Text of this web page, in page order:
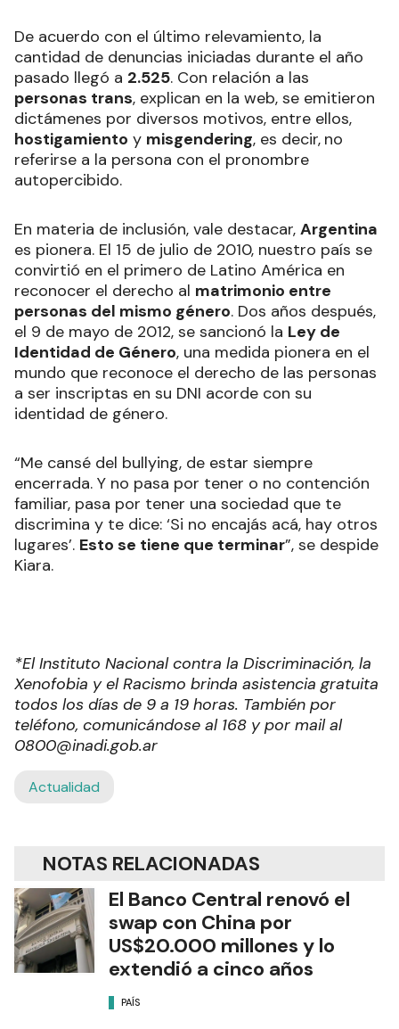
De acuerdo con el último relevamiento, la
cantidad de denuncias iniciadas durante el año
pasado llegó a 2.525. Con relación a las
personas trans, explican en la web, se emitieron
dictámenes por diversos motivos, entre ellos,
hostigamiento y misgendering, es decir, no
referirse a la persona con el pronombre
autopercibido.
En materia de inclusión, vale destacar, Argentina
es pionera. El 15 de julio de 2010, nuestro país se
convirtió en el primero de Latino América en
reconocer el derecho al matrimonio entre
personas del mismo género. Dos años después,
el 9 de mayo de 2012, se sancionó la Ley de
Identidad de Género, una medida pionera en el
mundo que reconoce el derecho de las personas
a ser inscriptas en su DNI acorde con su
identidad de género.
“Me cansé del bullying, de estar siempre
encerrada. Y no pasa por tener o no contención
familiar, pasa por tener una sociedad que te
discrimina y te dice: ‘Si no encajás acá, hay otros
lugares’. Esto se tiene que terminar”, se despide
Kiara.
*El Instituto Nacional contra la Discriminación, la
Xenofobia y el Racismo brinda asistencia gratuita
todos los días de 9 a 19 horas. También por
teléfono, comunicándose al 168 y por mail al
0800@inadi.gob.ar
Actualidad
NOTAS RELACIONADAS
El Banco Central renovó el
swap con China por
US$20.000 millones y lo
extendió a cinco años
PAÍS